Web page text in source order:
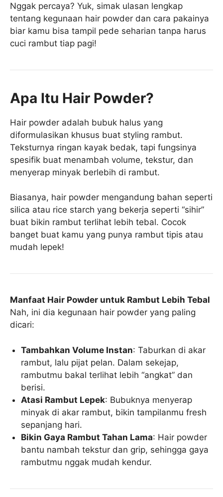
Nggak percaya? Yuk, simak ulasan lengkap
tentang kegunaan hair powder dan cara pakainya
biar kamu bisa tampil pede seharian tanpa harus
cuci rambut tiap pagi!
Apa Itu Hair Powder?
Hair powder adalah bubuk halus yang
diformulasikan khusus buat styling rambut.
Teksturnya ringan kayak bedak, tapi fungsinya
spesifik buat menambah volume, tekstur, dan
menyerap minyak berlebih di rambut.
Biasanya, hair powder mengandung bahan seperti
silica atau rice starch yang bekerja seperti “sihir”
buat bikin rambut terlihat lebih tebal. Cocok
banget buat kamu yang punya rambut tipis atau
mudah lepek!
Manfaat Hair Powder untuk Rambut Lebih Tebal
Nah, ini dia kegunaan hair powder yang paling
dicari:
Tambahkan Volume Instan: Taburkan di akar
rambut, lalu pijat pelan. Dalam sekejap,
rambutmu bakal terlihat lebih “angkat” dan
berisi.
Atasi Rambut Lepek: Bubuknya menyerap
minyak di akar rambut, bikin tampilanmu fresh
sepanjang hari.
Bikin Gaya Rambut Tahan Lama: Hair powder
bantu nambah tekstur dan grip, sehingga gaya
rambutmu nggak mudah kendur.